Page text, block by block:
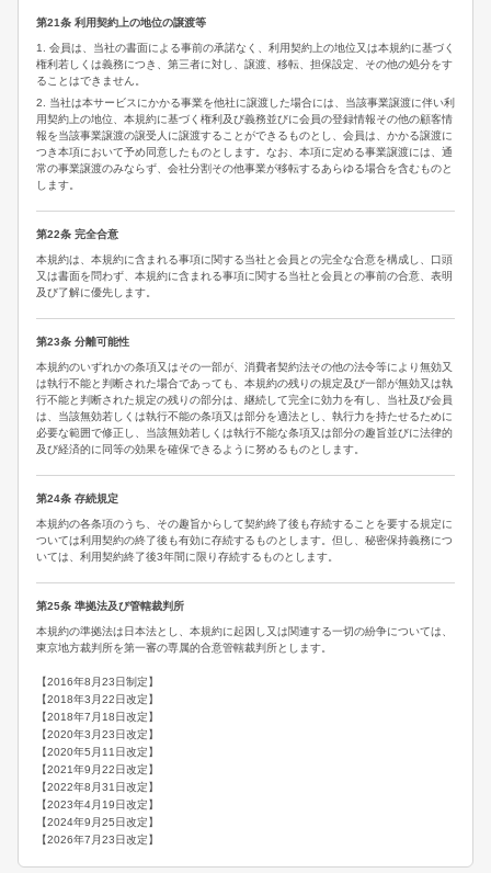
第21条 利用契約上の地位の譲渡等
1. 会員は、当社の書面による事前の承諾なく、利用契約上の地位又は本規約に基づく
権利若しくは義務につき、第三者に対し、譲渡、移転、担保設定、その他の処分をす
ることはできません。
2. 当社は本サービスにかかる事業を他社に譲渡した場合には、当該事業譲渡に伴い利
用契約上の地位、本規約に基づく権利及び義務並びに会員の登録情報その他の顧客情
報を当該事業譲渡の譲受人に譲渡することができるものとし、会員は、かかる譲渡に
つき本項において予め同意したものとします。なお、本項に定める事業譲渡には、通
常の事業譲渡のみならず、会社分割その他事業が移転するあらゆる場合を含むものと
します。
第22条 完全合意
本規約は、本規約に含まれる事項に関する当社と会員との完全な合意を構成し、口頭
又は書面を問わず、本規約に含まれる事項に関する当社と会員との事前の合意、表明
及び了解に優先します。
第23条 分離可能性
本規約のいずれかの条項又はその一部が、消費者契約法その他の法令等により無効又
は執行不能と判断された場合であっても、本規約の残りの規定及び一部が無効又は執
行不能と判断された規定の残りの部分は、継続して完全に効力を有し、当社及び会員
は、当該無効若しくは執行不能の条項又は部分を適法とし、執行力を持たせるために
必要な範囲で修正し、当該無効若しくは執行不能な条項又は部分の趣旨並びに法律的
及び経済的に同等の効果を確保できるように努めるものとします。
第24条 存続規定
本規約の各条項のうち、その趣旨からして契約終了後も存続することを要する規定に
ついては利用契約の終了後も有効に存続するものとします。但し、秘密保持義務につ
いては、利用契約終了後3年間に限り存続するものとします。
第25条 準拠法及び管轄裁判所
本規約の準拠法は日本法とし、本規約に起因し又は関連する一切の紛争については、
東京地方裁判所を第一審の専属的合意管轄裁判所とします。
【2016年8月23日制定】
【2018年3月22日改定】
【2018年7月18日改定】
【2020年3月23日改定】
【2020年5月11日改定】
【2021年9月22日改定】
【2022年8月31日改定】
【2023年4月19日改定】
【2024年9月25日改定】
【2026年7月23日改定】